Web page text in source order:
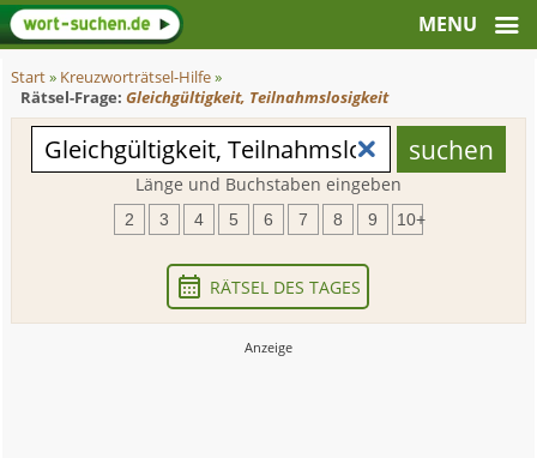
Start» Kreuzworträtsel-Hilfe»
Rätsel-Frage: Gleichgültigkeit, Teilnahmslosigkeit
Länge und Buchstaben eingeben
2 3 4 5 6 7 8 9 10+
RÄTSEL DES TAGES